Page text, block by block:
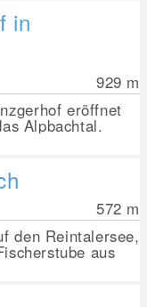
in
929 m
eröffnet
Alpbachtal.
572 m
den Reintalersee,
aus